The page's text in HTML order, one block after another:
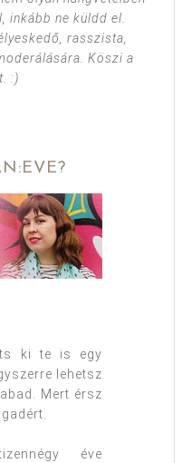
inkább ne küldd el.
rasszista,
Köszi a
:)
ki te is egy
lehetsz
Mert érsz
éve